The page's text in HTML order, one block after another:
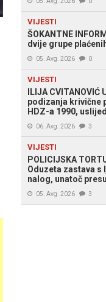
VIJESTI
ŠOKANTNE
dvije grupe
05. Avg. 2026 0
VIJESTI
ILIJA CVITANOVIĆ
podizanja krivične
HDZ-a 1990,
06. Avg. 2026 3
VIJESTI
POLICIJSKA
Oduzeta zastava
nalog, unatoč
05. Avg. 2026 3